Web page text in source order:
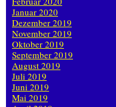
Januar 2020
Dezember 2019
November 2019
Oktober 2019
September 2019
August 2019
Juli 2019
Juni 2019
Mai 2019